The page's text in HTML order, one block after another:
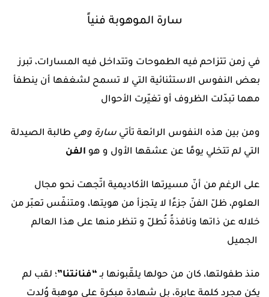
سارة الموهوبة فنياً
في زمن تتزاحم فيه الطموحات وتتداخل فيه المسارات، تبرز
بعض النفوس الاستثنائية التي لا تسمح لشغفها أن ينطفأ
مهما تبدّلت الظروف أو تغيّرت الأحوال
ومن بين هذه النفوس الرائعة تأتي سارة وهي طالبة الصيدلة
التي لم تتخلي يومًا عن عشقها الأول و هو الفن
على الرغم من أنّ مسيرتها الأكاديمية اتّجهت نحو مجال
العلوم، ظلّ الفنّ جزءًا لا يتجزأ من هويتها، ومتنفّس تعبّر من
خلاله عن ذاتها ونافذةً تُطلّ و تنظر منها على هذا العالم
منذ طفولتها، كان من حولها يلقّبونها بـ “فنانتنا”؛ لقب لم
يكن مجرد كلمة عابرة، بل شهادة مبكرة على موهبة وُلدت